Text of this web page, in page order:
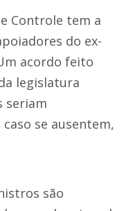
Controle tem a
do ex-
acordo feito
legislatura
seriam
se ausentem,
são